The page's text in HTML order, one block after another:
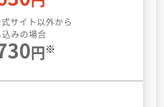
サイト以外から
みの場合
円※